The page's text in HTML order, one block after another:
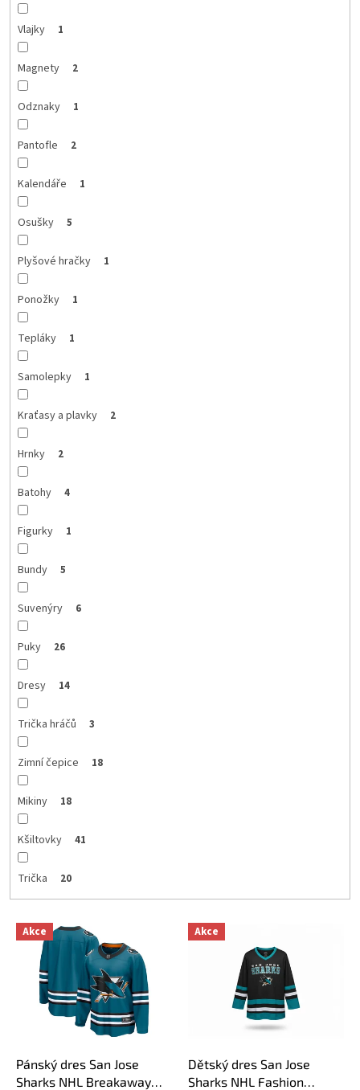
Vlajky 1
Magnety 2
Odznaky 1
Pantofle 2
Kalendáře 1
Osušky 5
Plyšové hračky 1
Ponožky 1
Tepláky 1
Samolepky 1
Kraťasy a plavky 2
Hrnky 2
Batohy 4
Figurky 1
Bundy 5
Suvenýry 6
Puky 26
Dresy 14
Trička hráčů 3
Zimní čepice 18
Mikiny 18
Kšiltovky 41
Trička 20
V Akce
Pánský dres San Jose
Sharks NHL Breakaway
Akce
Dětský dres San Jose
Sharks NHL Fashion